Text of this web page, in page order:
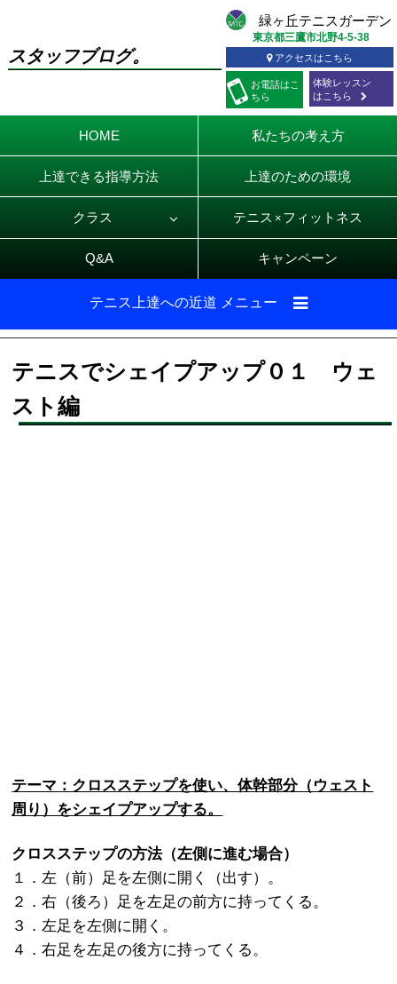
スタッフブログ。
お電話はこ
ちら
東京都三鷹市北野4-5-38
アクセスはこちら
体験レッスン
はこちら
HOME 私たちの考え方
上達できる指導方法 上達のための環境
クラス テニス × フィットネス
Q&A キャンペーン
テニス上達への近道 メニュー
テニスでシェイプアップ０１ ウェ
スト編
テーマ：クロスステップを使い、体幹部分（ウェスト
周り）をシェイプアップする。
クロスステップの方法（左側に進む場合）
１．左（前）足を左側に開く（出す）。
２．右（後ろ）足を左足の前方に持ってくる。
３．左足を左側に開く。
４．右足を左足の後方に持ってくる。